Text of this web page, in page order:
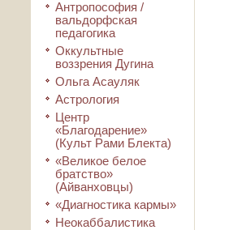
Антропософия /
вальдорфская
педагогика
Оккультные
воззрения Дугина
Ольга Асауляк
Астрология
Центр
«Благодарение»
(Культ Рами Блекта)
«Великое белое
братство»
(Айванховцы)
«Диагностика кармы»
Неокаббалистика